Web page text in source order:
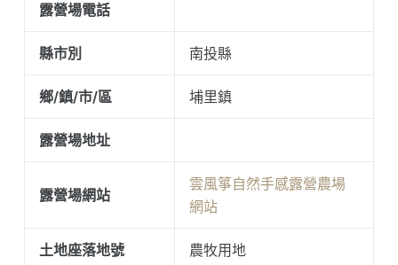
露營場電話
縣市別 南投縣
鄉/鎮/市/區 埔里鎮
露營場地址
露營場網站
雲風箏自然手感露營農場
網站
土地座落地號 農牧用地